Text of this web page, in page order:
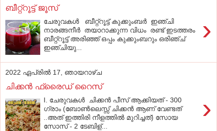
ബീറ്റ്റൂട്ട് ജൂസ്
›
ചേരുവകൾ ബീറ്റ്റൂട്ട് കുക്കുംബർ ഇഞ്ചി
നാരങ്ങനീർ തയാറാക്കുന്ന വിധം രണ്ട് ഇടത്തരം
ബീറ്റ്റൂട്ട് അരിഞ്ഞ് ഒപ്പം കുക്കുംബറും ഒരിഞ്ച്
ഇഞ്ചിയു...
2022 ഏപ്രിൽ 17, ഞായറാഴ്‌ച
ചിക്കന്‍ ഫ്രൈഡ് റൈസ്‌
›
I. ചേരുവകൾ ചിക്കന്‍ പീസ് ആക്കിയത് - 300
ഗ്രാം (ബോണ്‍ലെസ്സ് ചിക്കന്‍ ആണ് വേണ്ടത്
..അത് ഇത്തിരി നീളത്തില്‍ മുറിച്ചത്) സോയ
സോസ് - 2 ടേബിള്...